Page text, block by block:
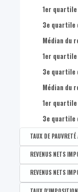
1er quartile
3e quartile
Médian du
1er quartile
3e quartile
Médian du
1er quartile
3e quartile
TAUX DE
Disponible par :
Taux de
Taux de
REVENUS NETS
Disponible par :
Revenu
REVENUS NETS